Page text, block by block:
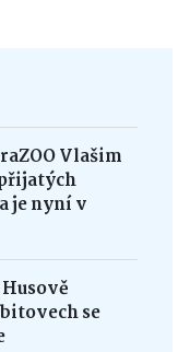
Vlašim
je nyní v
se